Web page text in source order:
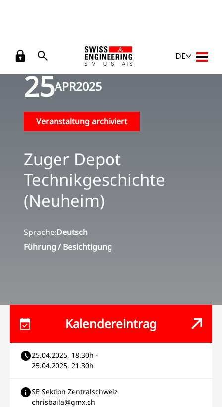
DE
Zurück Veranstaltungen Zuger Depot Technikgeschichte (Neuheim)
25APR2025
Veranstaltung archiviert
Zuger Depot
Technikgeschichte
(Neuheim)
Sprache:Deutsch
Führung / Besichtigung
Kalendereintrag
25.04.2025, 18.30h -
25.04.2025, 21.30h
SE Sektion Zentralschweiz
chrisbaila@gmx.ch